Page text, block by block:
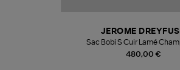
480,00 €
JEROME
Sac Bobi S Cuir Lamé